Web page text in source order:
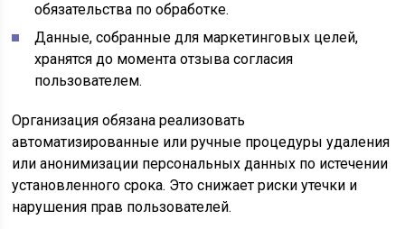
обязательства по обработке.
Данные, собранные для маркетинговых целей,
хранятся до момента отзыва согласия
пользователем.
Организация обязана реализовать
автоматизированные или ручные процедуры удаления
или анонимизации персональных данных по истечении
установленного срока. Это снижает риски утечки и
нарушения прав пользователей.